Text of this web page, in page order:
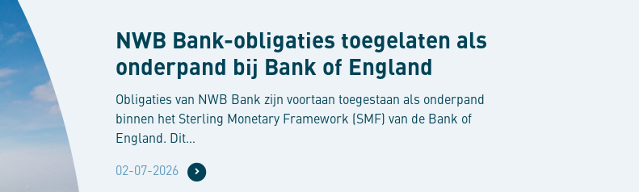
Actualiteiten
NWB Bank-obligaties toegelaten als
onderpand bij Bank of England
Obligaties van NWB Bank zijn voortaan toegestaan als onderpand
binnen het Sterling Monetary Framework (SMF) van de Bank of
England. Dit…
02-07-2026